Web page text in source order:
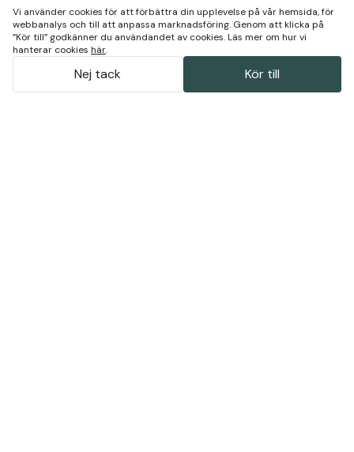
Vi använder cookies för att förbättra din upplevelse på vår hemsida, för
webbanalys och till att anpassa marknadsföring. Genom att klicka på
”Kör till” godkänner du användandet av cookies. Läs mer om hur vi
hanterar cookies här.
Nej tack Kör till